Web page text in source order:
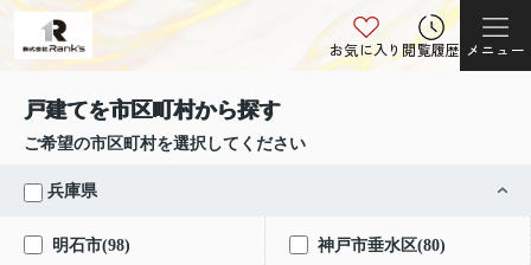
お気に入り閲覧履歴 メニュー
戸建てを市区町村から探す
ご希望の市区町村を選択してください
兵庫県
明石市(98) 神戸市垂水区(80)